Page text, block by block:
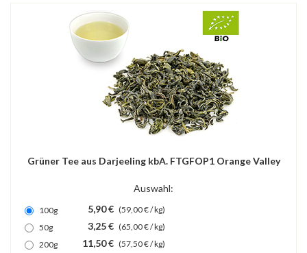
Grüner Tee aus Darjeeling kbA. FTGFOP1 Orange Valley
Auswahl:
100g 5,90 € (59,00 € / kg)
50g
3,25 € (65,00 € / kg)
200g
11,50 € (57,50 € / kg)